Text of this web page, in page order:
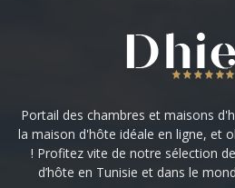
Portail des chambres et maisons
la maison d'hôte idéale en ligne, et
! Profitez vite de notre sélection
d’hôte en Tunisie et dans le